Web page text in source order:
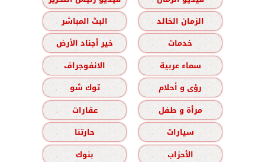
الزمان الخالد
البث المباشر
خدمات
خير أجناد الأرض
سماء عربية
الانفوجراف
رؤى و أحلام
توك شو
مرأة و طفل
عقارات
سيارات
حارتنا
الأحزاب
بنوك